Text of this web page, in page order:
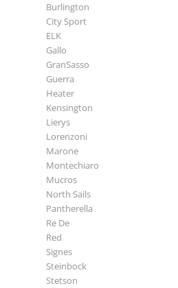
Burlington
City Sport
ELK
Gallo
GranSasso
Guerra
Heater
Kensington
Lierys
Lorenzoni
Marone
Montechiaro
Mucros
North Sails
Pantherella
Re De
Red
Signes
Steinbock
Stetson